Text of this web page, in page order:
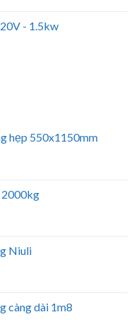
- 1.5kw
hẹp 550x1150mm
2000kg
Niuli
càng dài 1m8